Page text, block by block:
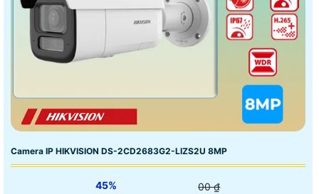
Camera IP HIKVISION DS-2CD2683G2-LIZS2U 8MP
45% 00 ₫